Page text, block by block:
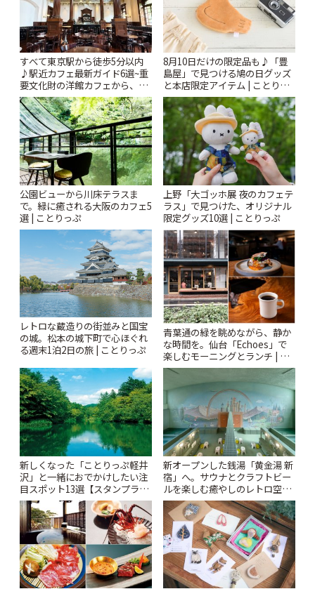
すべて東京駅から徒歩5分以内
♪駅近カフェ最新ガイド6選~重
要文化財の洋館カフェから、改
札すぐのレトロ喫茶まで~ | こと
りっぷ
8月10日だけの限定品も♪「豊
島屋」で見つける鳩の日グッズ
と本店限定アイテム | ことりっ
ぷ
公園ビューから川床テラスま
で。緑に癒される大阪のカフェ5
選 | ことりっぷ
上野「大ゴッホ展 夜のカフェテ
ラス」で見つけた、オリジナル
限定グッズ10選 | ことりっぷ
レトロな蔵造りの街並みと国宝
の城。松本の城下町で心ほぐれ
る週末1泊2日の旅 | ことりっぷ
青葉通の緑を眺めながら、静か
な時間を。仙台「Echoes」で
楽しむモーニングとランチ | こ
とりっぷ
新しくなった「ことりっぷ軽井
沢」と一緒におでかけしたい注
目スポット13選【スタンプラリ
ー開催中】 | ことりっぷ
新オープンした銭湯「黄金湯 新
宿」へ。サウナとクラフトビー
ルを楽しむ癒やしのレトロ空間
| ことりっぷ